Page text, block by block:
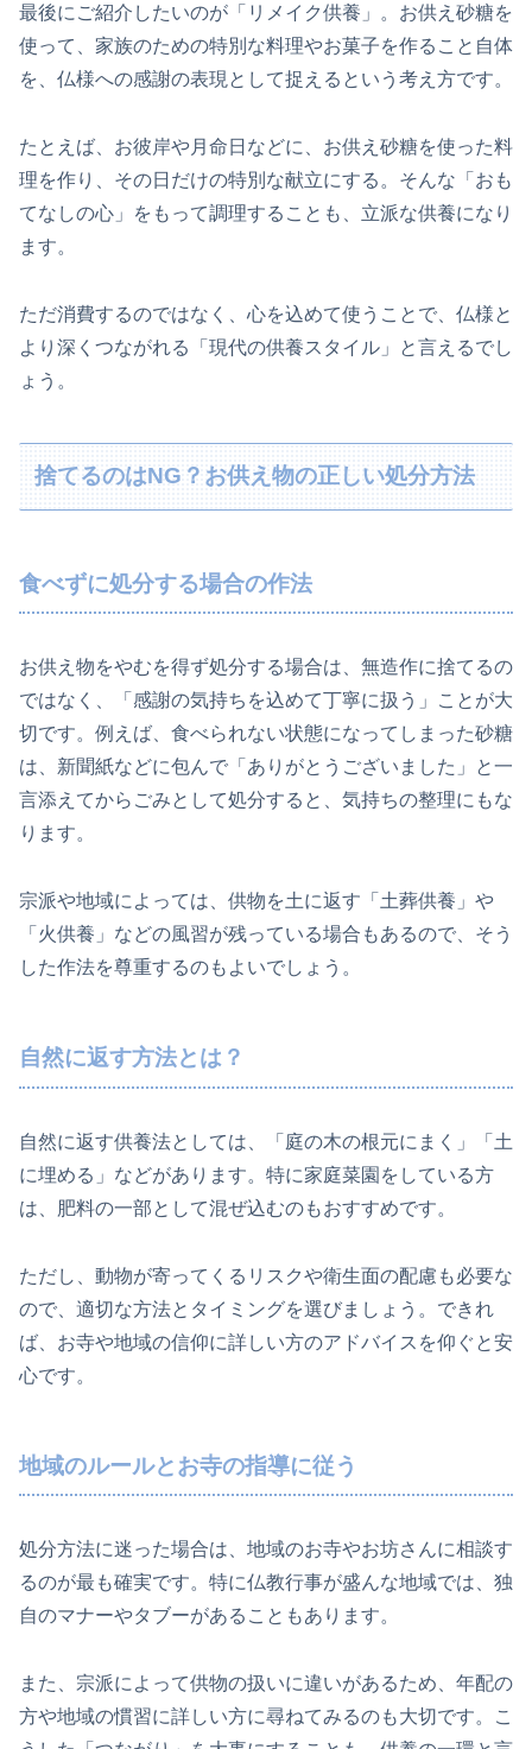
最後にご紹介したいのが「リメイク供養」。お供え砂糖を
使って、家族のための特別な料理やお菓子を作ること自体
を、仏様への感謝の表現として捉えるという考え方です。
たとえば、お彼岸や月命日などに、お供え砂糖を使った料
理を作り、その日だけの特別な献立にする。そんな「おも
てなしの心」をもって調理することも、立派な供養になり
ます。
ただ消費するのではなく、心を込めて使うことで、仏様と
より深くつながれる「現代の供養スタイル」と言えるでし
ょう。
捨てるのはNG？お供え物の正しい処分方法
食べずに処分する場合の作法
お供え物をやむを得ず処分する場合は、無造作に捨てるの
ではなく、「感謝の気持ちを込めて丁寧に扱う」ことが大
切です。例えば、食べられない状態になってしまった砂糖
は、新聞紙などに包んで「ありがとうございました」と一
言添えてからごみとして処分すると、気持ちの整理にもな
ります。
宗派や地域によっては、供物を土に返す「土葬供養」や
「火供養」などの風習が残っている場合もあるので、そう
した作法を尊重するのもよいでしょう。
自然に返す方法とは？
自然に返す供養法としては、「庭の木の根元にまく」「土
に埋める」などがあります。特に家庭菜園をしている方
は、肥料の一部として混ぜ込むのもおすすめです。
ただし、動物が寄ってくるリスクや衛生面の配慮も必要な
ので、適切な方法とタイミングを選びましょう。できれ
ば、お寺や地域の信仰に詳しい方のアドバイスを仰ぐと安
心です。
地域のルールとお寺の指導に従う
処分方法に迷った場合は、地域のお寺やお坊さんに相談す
るのが最も確実です。特に仏教行事が盛んな地域では、独
自のマナーやタブーがあることもあります。
また、宗派によって供物の扱いに違いがあるため、年配の
方や地域の慣習に詳しい方に尋ねてみるのも大切です。こ